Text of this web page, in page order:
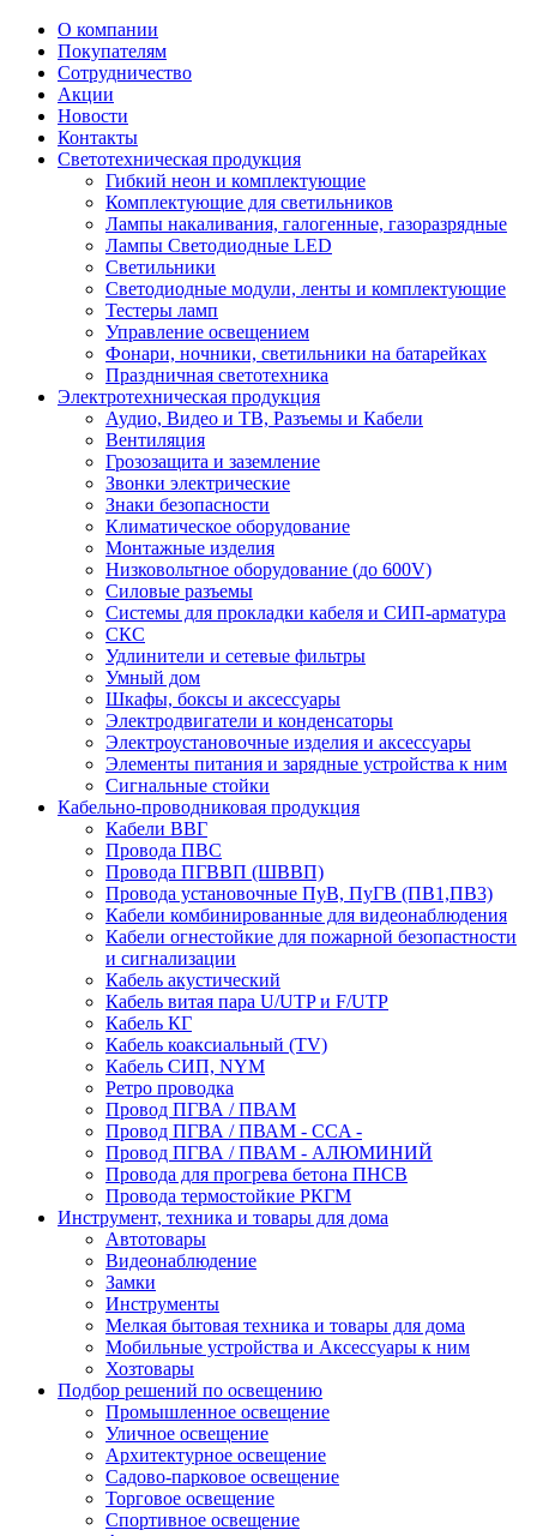
О компании
Покупателям
Сотрудничество
Акции
Новости
Контакты
Светотехническая продукция
Гибкий неон и комплектующие
Комплектующие для светильников
Лампы накаливания, галогенные, газоразрядные
Лампы Светодиодные LED
Светильники
Светодиодные модули, ленты и комплектующие
Тестеры ламп
Управление освещением
Фонари, ночники, светильники на батарейках
Праздничная светотехника
Электротехническая продукция
Аудио, Видео и ТВ, Разъемы и Кабели
Вентиляция
Грозозащита и заземление
Звонки электрические
Знаки безопасности
Климатическое оборудование
Монтажные изделия
Низковольтное оборудование (до 600V)
Силовые разъемы
Системы для прокладки кабеля и СИП-арматура
СКС
Удлинители и сетевые фильтры
Умный дом
Шкафы, боксы и аксессуары
Электродвигатели и конденсаторы
Электроустановочные изделия и аксессуары
Элементы питания и зарядные устройства к ним
Сигнальные стойки
Кабельно-проводниковая продукция
Кабели ВВГ
Провода ПВС
Провода ПГВВП (ШВВП)
Провода установочные ПуВ, ПуГВ (ПВ1,ПВ3)
Кабели комбинированные для видеонаблюдения
Кабели огнестойкие для пожарной безопастности
и сигнализации
Кабель акустический
Кабель витая пара U/UTP и F/UTP
Кабель КГ
Кабель коаксиальный (TV)
Кабель СИП, NYM
Ретро проводка
Провод ПГВА / ПВАМ
Провод ПГВА / ПВАМ - CCA -
Провод ПГВА / ПВАМ - АЛЮМИНИЙ
Провода для прогрева бетона ПНСВ
Провода термостойкие РКГМ
Инструмент, техника и товары для дома
Автотовары
Видеонаблюдение
Замки
Инструменты
Мелкая бытовая техника и товары для дома
Мобильные устройства и Аксессуары к ним
Хозтовары
Подбор решений по освещению
Промышленное освещение
Уличное освещение
Архитектурное освещение
Садово-парковое освещение
Торговое освещение
Спортивное освещение